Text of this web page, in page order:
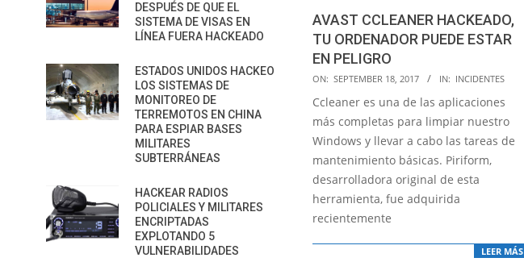
AVAST CCLEANER HACKEADO,
TU ORDENADOR PUEDE ESTAR
EN PELIGRO
2017-
09-
ON: SEPTEMBER 18, 2017 IN: INCIDENTES
Ccleaner es una de las aplicaciones
más completas para limpiar nuestro
Windows y llevar a cabo las tareas de
mantenimiento básicas. Piriform,
desarrolladora original de esta
herramienta, fue adquirida
recientemente
LEER MÁS
DESPUÉS DE QUE EL
SISTEMA DE VISAS EN
LÍNEA FUERA HACKEADO
ESTADOS UNIDOS HACKEO
LOS SISTEMAS DE
MONITOREO DE
TERREMOTOS EN CHINA
PARA ESPIAR BASES
MILITARES
SUBTERRÁNEAS
HACKEAR RADIOS
POLICIALES Y MILITARES
ENCRIPTADAS
EXPLOTANDO 5
VULNERABILIDADES